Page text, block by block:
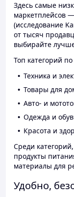
Здесь самые
маркетплейсов
(исследование
от тысяч
выбирайте
Топ категорий
Техника и
Товары для
Авто- и
Одежда и
Красота и
Среди
продукты
материалы для
Удобно,